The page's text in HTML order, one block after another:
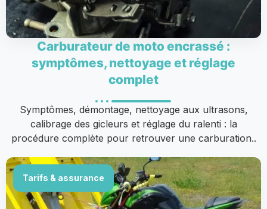
Carburateur de moto encrassé :
symptômes, nettoyage et réglage
complet
Symptômes, démontage, nettoyage aux ultrasons,
calibrage des gicleurs et réglage du ralenti : la
procédure complète pour retrouver une carburation..
Tarifs & assurance